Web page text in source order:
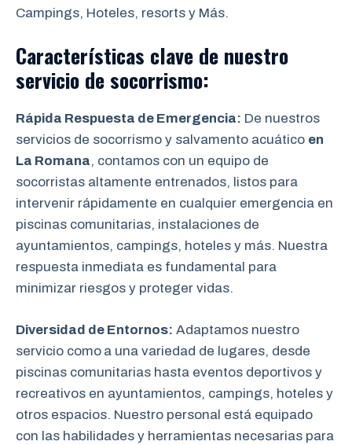
Campings, Hoteles, resorts y Más.
Características clave de nuestro
servicio desocorrismo:
Rápida Respuesta de Emergencia: De nuestros
servicios de socorrismo y salvamento acuático en
La Romana, contamos con un equipo de
socorristas altamente entrenados, listos para
intervenir rápidamente en cualquier emergencia en
piscinas comunitarias, instalaciones de
ayuntamientos, campings, hoteles y más. Nuestra
respuesta inmediata es fundamental para
minimizar riesgos y proteger vidas.
Diversidad de Entornos: Adaptamos nuestro
servicio como a una variedad de lugares, desde
piscinas comunitarias hasta eventos deportivos y
recreativos en ayuntamientos, campings, hoteles y
otros espacios. Nuestro personal está equipado
con las habilidades y herramientas necesarias para